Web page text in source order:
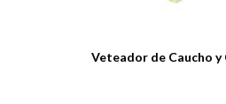
Veteador de Caucho y